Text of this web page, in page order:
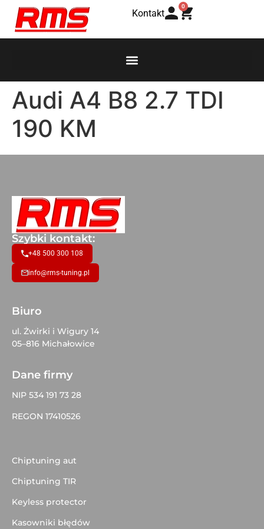
Kontakt
0
Audi A4 B8 2.7 TDI
190 KM
Szybki kontakt:
+48 500 300 108
info@rms-tuning.pl
Biuro
ul. Żwirki i Wigury 14
05–816 Michałowice
Dane firmy
NIP 534 191 73 28
REGON 17410526
Chiptuning aut
Chiptuning TIR
Keyless protector
Kasowniki błędów